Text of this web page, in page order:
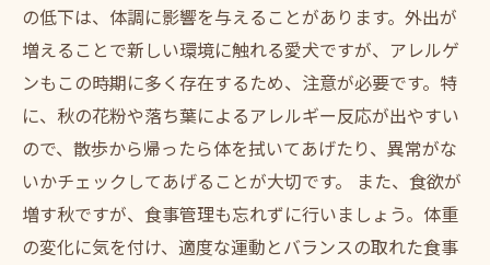
の低下は、体調に影響を与えることがあります。外出が
増えることで新しい環境に触れる愛犬ですが、アレルゲ
ンもこの時期に多く存在するため、注意が必要です。特
に、秋の花粉や落ち葉によるアレルギー反応が出やすい
ので、散歩から帰ったら体を拭いてあげたり、異常がな
いかチェックしてあげることが大切です。 また、食欲が
増す秋ですが、食事管理も忘れずに行いましょう。体重
の変化に気を付け、適度な運動とバランスの取れた食事